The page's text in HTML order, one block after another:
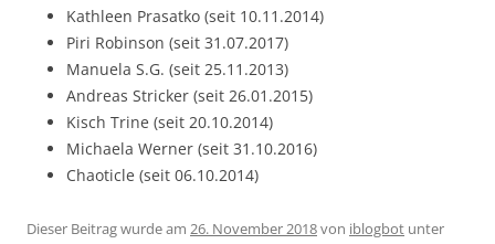
Kathleen Prasatko (seit 10.11.2014)
Piri Robinson (seit 31.07.2017)
Manuela S.G. (seit 25.11.2013)
Andreas Stricker (seit 26.01.2015)
Kisch Trine (seit 20.10.2014)
Michaela Werner (seit 31.10.2016)
Chaoticle (seit 06.10.2014)
Dieser Beitrag wurde am 26. November 2018von iblogbot unter